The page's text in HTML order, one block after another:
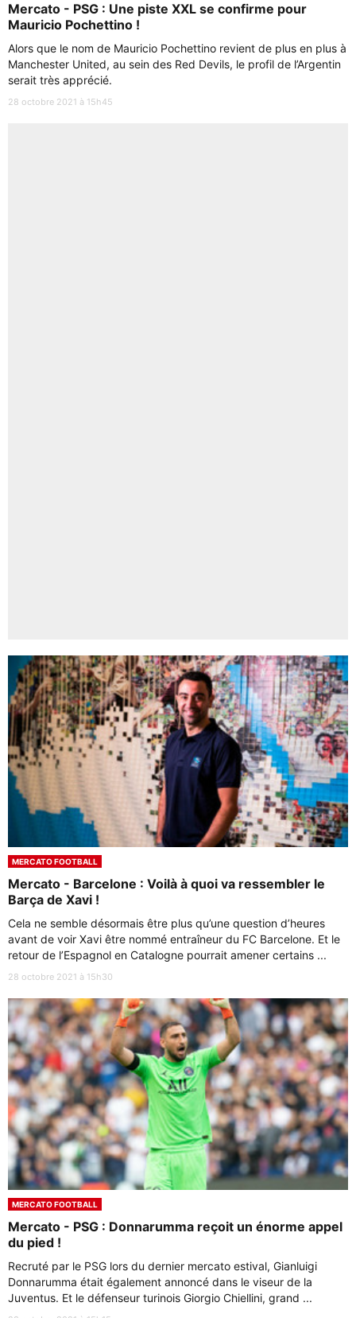
Mercato - PSG : Une piste XXL se confirme pour
Mauricio Pochettino !
Alors que le nom de Mauricio Pochettino revient de plus en plus à
Manchester United, au sein des Red Devils, le profil de l’Argentin
serait très apprécié.
28 octobre 2021 à 15h45
MERCATO FOOTBALL
Mercato - Barcelone : Voilà à quoi va ressembler le
Barça de Xavi !
Cela ne semble désormais être plus qu’une question d’heures
avant de voir Xavi être nommé entraîneur du FC Barcelone. Et le
retour de l’Espagnol en Catalogne pourrait amener certains ...
28 octobre 2021 à 15h30
MERCATO FOOTBALL
Mercato - PSG : Donnarumma reçoit un énorme appel
du pied !
Recruté par le PSG lors du dernier mercato estival, Gianluigi
Donnarumma était également annoncé dans le viseur de la
Juventus. Et le défenseur turinois Giorgio Chiellini, grand ...